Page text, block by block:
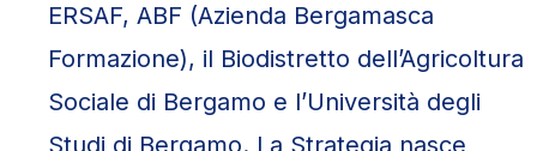
ERSAF, ABF (Azienda Bergamasca
Formazione), il Biodistretto dell’Agricoltura
Sociale di Bergamo e l’Università degli
Studi di Bergamo. La Strategia nasce